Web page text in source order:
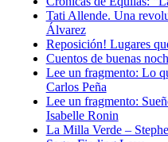
Tati Allende. Una
Álvarez
Reposición! Lugares
Cuentos de buenas
Lee un fragmento: Lo
Carlos Peña
Lee un fragmento:
Isabelle Ronin
La Milla Verde –